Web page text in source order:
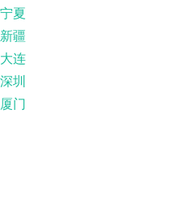
宁夏
新疆
大连
深圳
厦门